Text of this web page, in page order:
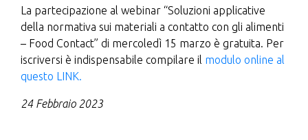
La partecipazione al webinar “Soluzioni applicative
della normativa sui materiali a contatto con gli alimenti
– Food Contact” di mercoledì 15 marzo è gratuita. Per
iscriversi è indispensabile compilare il modulo online al
questo LINK.
24 Febbraio 2023